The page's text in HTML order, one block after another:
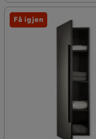
Få igjen